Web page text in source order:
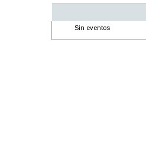
Sin eventos